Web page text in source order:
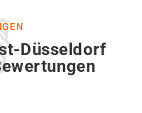
Düsseldorf